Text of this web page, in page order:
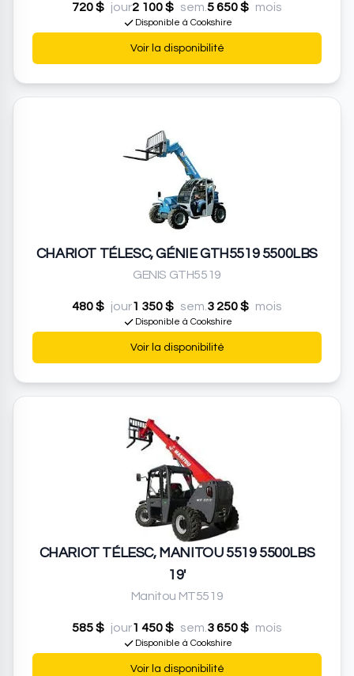
720 $ jour2 100 $ sem. 5 650 $ mois
Disponible à Cookshire
Voir la disponibilité
CHARIOT TÉLESC, GÉNIE GTH5519 5500LBS
GENIS GTH5519
480 $ jour1 350 $ sem. 3 250 $ mois
Disponible à Cookshire
Voir la disponibilité
CHARIOT TÉLESC, MANITOU 5519 5500LBS
19'
Manitou MT5519
585 $ jour1 450 $ sem. 3 650 $ mois
Disponible à Cookshire
Voir la disponibilité